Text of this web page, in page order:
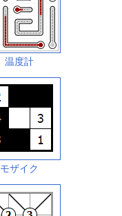
温度計
モザイク